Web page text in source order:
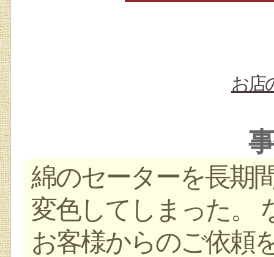
お店
綿のセーターを長期
変色してしまった。
お客様からのご依頼